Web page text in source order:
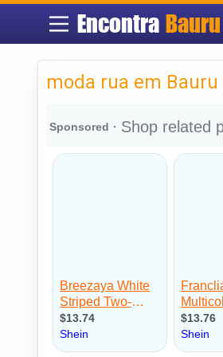
EncontraBauru
moda rua em Bauru